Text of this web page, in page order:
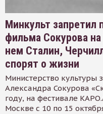
Минкульт запретил
фильма Сокурова
нем Сталин,
спорят о жизни
Министерство культуры
Александра Сокурова
году, на фестивале
Москве с 10 по 15